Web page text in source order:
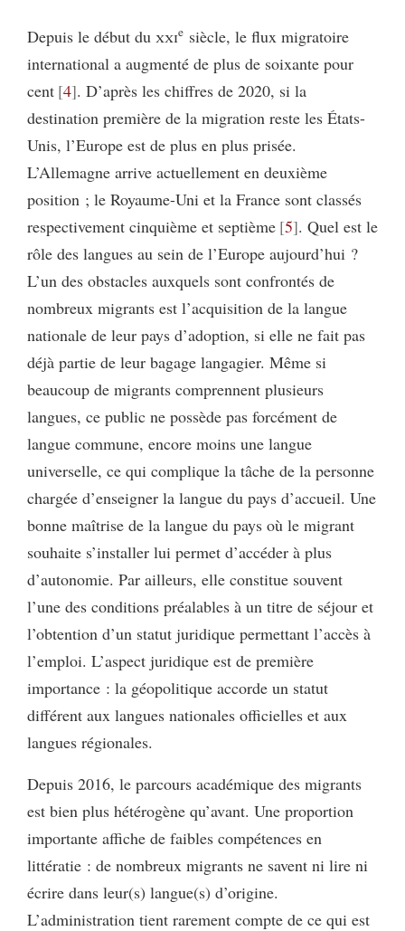
Depuis le début du xxie siècle, le flux migratoire
international a augmenté de plus de soixante pour
cent 4 . D’après les chiffres de 2020, si la
destination première de la migration reste les États-
Unis, l’Europe est de plus en plus prisée.
L’Allemagne arrive actuellement en deuxième
position ; le Royaume-Uni et la France sont classés
respectivement cinquième et septième 5 . Quel est le
rôle des langues au sein de l’Europe aujourd’hui ?
L’un des obstacles auxquels sont confrontés de
nombreux migrants est l’acquisition de la langue
nationale de leur pays d’adoption, si elle ne fait pas
déjà partie de leur bagage langagier. Même si
beaucoup de migrants comprennent plusieurs
langues, ce public ne possède pas forcément de
langue commune, encore moins une langue
universelle, ce qui complique la tâche de la personne
chargée d’enseigner la langue du pays d’accueil. Une
bonne maîtrise de la langue du pays où le migrant
souhaite s’installer lui permet d’accéder à plus
d’autonomie. Par ailleurs, elle constitue souvent
l’une des conditions préalables à un titre de séjour et
l’obtention d’un statut juridique permettant l’accès à
l’emploi. L’aspect juridique est de première
importance : la géopolitique accorde un statut
différent aux langues nationales officielles et aux
langues régionales.
Depuis 2016, le parcours académique des migrants
est bien plus hétérogène qu’avant. Une proportion
importante affiche de faibles compétences en
littératie : de nombreux migrants ne savent ni lire ni
écrire dans leur(s) langue(s) d’origine.
L’administration tient rarement compte de ce qui est